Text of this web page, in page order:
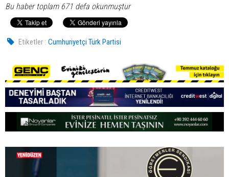
Bu haber toplam 671 defa okunmuştur
Etiketler : Cumhuriyetçi Türk Partisi